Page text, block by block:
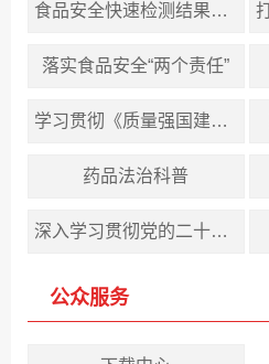
食品安全快速检测结果查询
落实食品安全“两个责任”
学习贯彻《质量强国建设纲要》，推动质量强市建设
药品法治科普
深入学习贯彻党的二十届四中全会精神
公众服务